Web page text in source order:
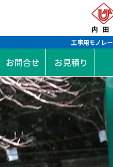
工事用モノレ
お問合せ お見積り